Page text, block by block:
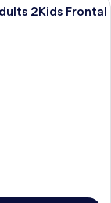
2Kids Frontal